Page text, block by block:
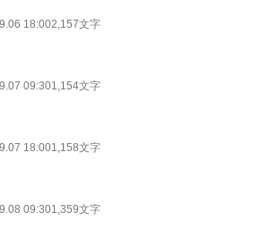
18:002,157文字
09:301,154文字
18:001,158文字
09:301,359文字